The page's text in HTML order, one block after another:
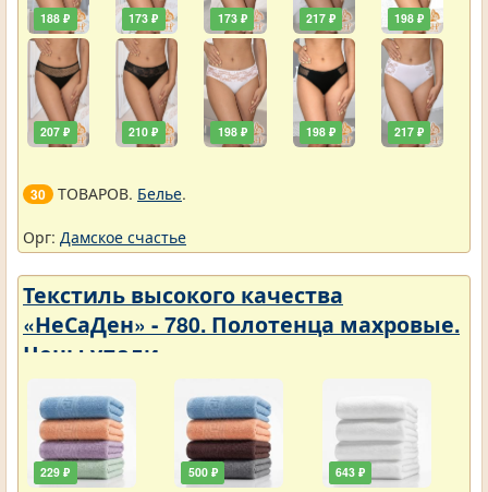
188 ₽
207 ₽
173 ₽
210 ₽
173 ₽
198 ₽
217 ₽
198 ₽
198 ₽
217 ₽
30 ТОВАРОВ. Белье.
Орг: Дамское счастье
Текстиль высокого качества
«НеСаДен» - 780. Полотенца махровые.
Цены упали
229 ₽ 500 ₽ 643 ₽